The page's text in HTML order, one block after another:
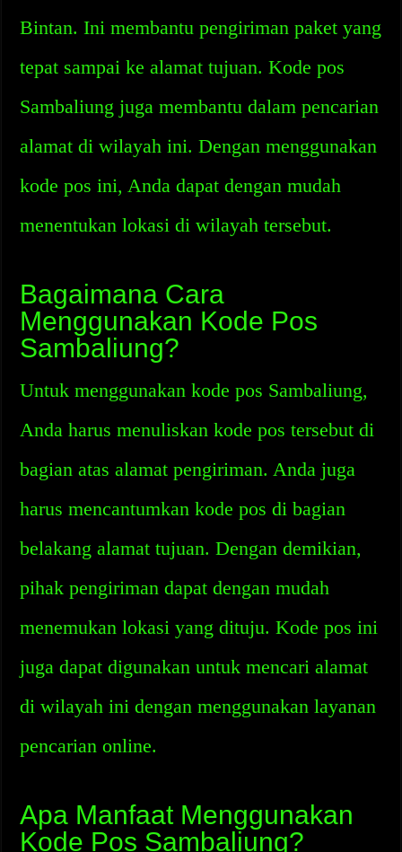
Bintan. Ini membantu pengiriman paket yang
tepat sampai ke alamat tujuan. Kode pos
Sambaliung juga membantu dalam pencarian
alamat di wilayah ini. Dengan menggunakan
kode pos ini, Anda dapat dengan mudah
menentukan lokasi di wilayah tersebut.
Bagaimana Cara
Menggunakan Kode Pos
Sambaliung?
Untuk menggunakan kode pos Sambaliung,
Anda harus menuliskan kode pos tersebut di
bagian atas alamat pengiriman. Anda juga
harus mencantumkan kode pos di bagian
belakang alamat tujuan. Dengan demikian,
pihak pengiriman dapat dengan mudah
menemukan lokasi yang dituju. Kode pos ini
juga dapat digunakan untuk mencari alamat
di wilayah ini dengan menggunakan layanan
pencarian online.
Apa Manfaat Menggunakan
Kode Pos Sambaliung?